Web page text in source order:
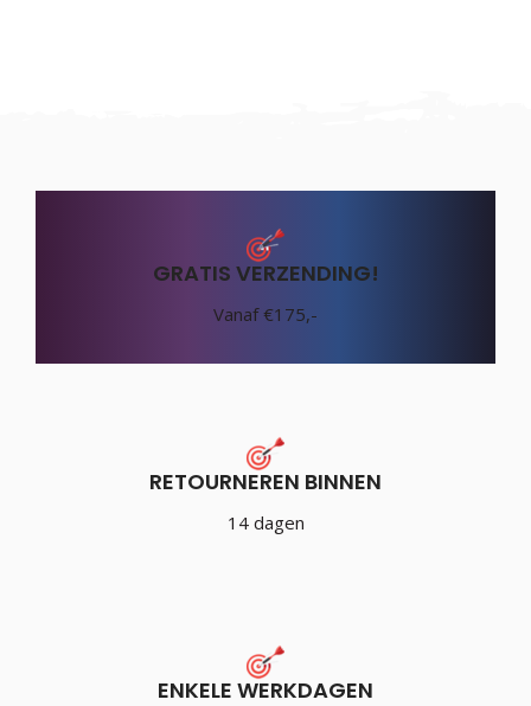
GRATIS VERZENDING!
Vanaf €175,-
RETOURNEREN BINNEN
14 dagen
ENKELE WERKDAGEN